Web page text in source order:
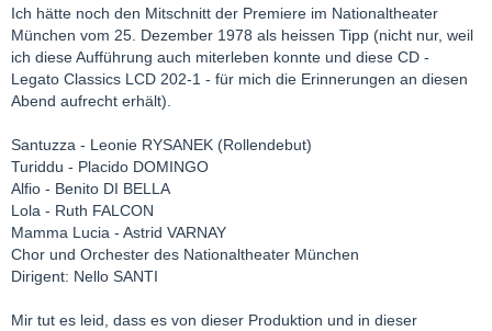
Ich hätte noch den Mitschnitt der Premiere im Nationaltheater
München vom 25. Dezember 1978 als heissen Tipp (nicht nur, weil
ich diese Aufführung auch miterleben konnte und diese CD -
Legato Classics LCD 202-1 - für mich die Erinnerungen an diesen
Abend aufrecht erhält).
Santuzza - Leonie RYSANEK (Rollendebut)
Turiddu - Placido DOMINGO
Alfio - Benito DI BELLA
Lola - Ruth FALCON
Mamma Lucia - Astrid VARNAY
Chor und Orchester des Nationaltheater München
Dirigent: Nello SANTI
Mir tut es leid, dass es von dieser Produktion und in dieser